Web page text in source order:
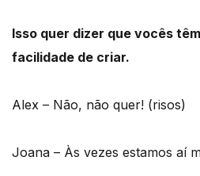
Isso quer dizer que vocês
facilidade de criar.
Alex – Não, não quer! (risos)
Joana – Às vezes estamos aí